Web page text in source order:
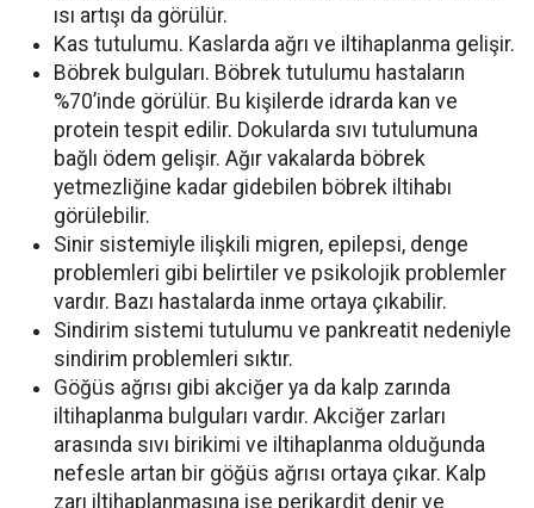
ısı artışı da görülür.
Kas tutulumu. Kaslarda ağrı ve iltihaplanma gelişir.
Böbrek bulguları. Böbrek tutulumu hastaların
%70’inde görülür. Bu kişilerde idrarda kan ve
protein tespit edilir. Dokularda sıvı tutulumuna
bağlı ödem gelişir. Ağır vakalarda böbrek
yetmezliğine kadar gidebilen böbrek iltihabı
görülebilir.
Sinir sistemiyle ilişkili migren, epilepsi, denge
problemleri gibi belirtiler ve psikolojik problemler
vardır. Bazı hastalarda inme ortaya çıkabilir.
Sindirim sistemi tutulumu ve pankreatit nedeniyle
sindirim problemleri sıktır.
Göğüs ağrısı gibi akciğer ya da kalp zarında
iltihaplanma bulguları vardır. Akciğer zarları
arasında sıvı birikimi ve iltihaplanma olduğunda
nefesle artan bir göğüs ağrısı ortaya çıkar. Kalp
zarı iltihaplanmasına ise perikardit denir ve